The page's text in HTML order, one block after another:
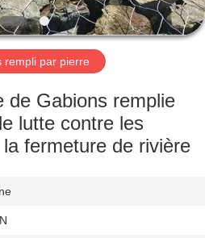
rempli par pierre
de Gabions remplie
lutte contre les
fermeture de rivière